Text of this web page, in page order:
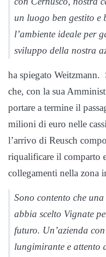
un luogo ben gestito e
l’ambiente ideale per
sviluppo della nostra
ha spiegato
che, con la sua
portare a termine il
milioni di euro nelle
l’arrivo di Reusch
riqualificare il comparto
collegamenti nella zona
Sono contento che
abbia scelto Vignate
futuro. Un’azienda
lungimirante e attento